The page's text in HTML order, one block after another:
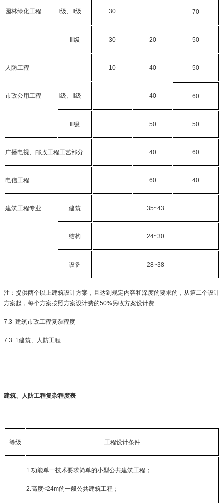
园林绿化工程 级、 级 30 70
级 30 20 50
人防工程 10 40 50
市政公用工程 级、 级 40 60
级 50 50
广播电视、邮政工程工艺部分 40 60
电信工程 60 40
建筑工程专业 建筑 35~43
结构 24~30
设备 28~38
注：提供两个以上建筑设计方案，且达到规定内容和深度的要求的，从第二个设计
方案起，每个方案按照方案设计费的50%另收方案设计费
7.3 建筑市政工程复杂程度
7.3. 1建筑、人防工程
建筑、人防工程复杂程度表
等级 工程设计条件
1.功能单一技术要求简单的小型公共建筑工程；
2.高度<24m的一般公共建筑工程；